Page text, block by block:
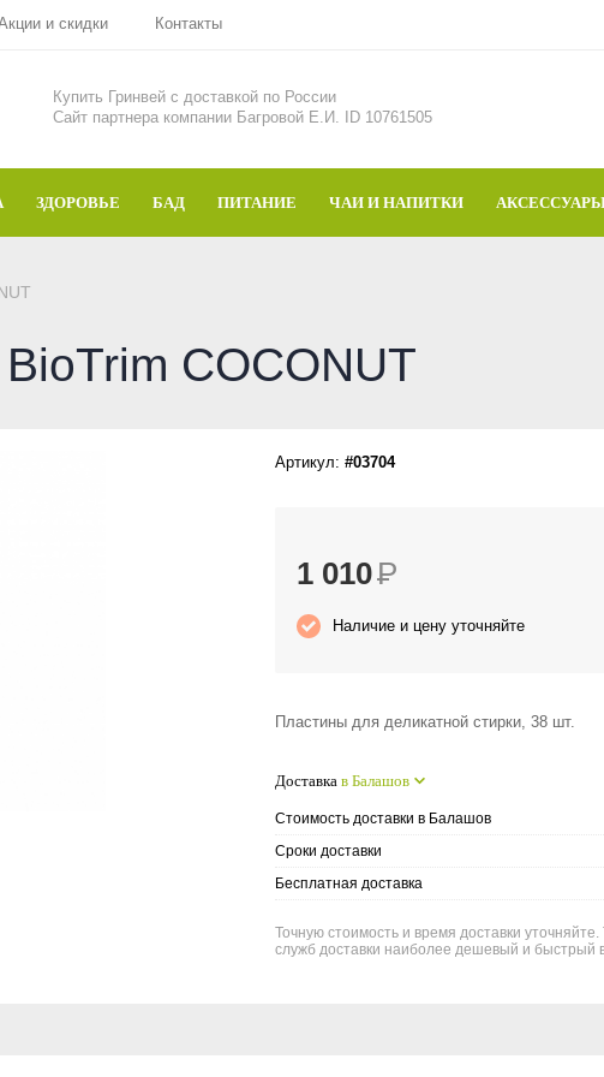
и скидки Контакты
Купить Гринвей c доставкой по России
Сайт партнера компании Багровой Е.И. ID 10761505
ЗДОРОВЬЕ БАД ПИТАНИЕ ЧАИ И НАПИТКИ
COCONUT
Артикул: #03704
1 010Р
Наличие и цену уточняйте
Пластины для деликатной стирки, 38 шт.
Доставка в Балашов
Стоимость доставки в Балашов
Сроки доставки
Бесплатная доставка
Точную стоимость и время доставки
служб доставки наиболее дешевый и быстрый